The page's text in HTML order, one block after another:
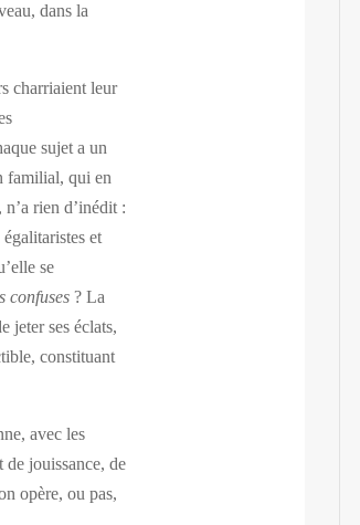
dans la
charriaient leur
sujet a un
familial, qui en
rien d’inédit :
et
se
confuses ? La
jeter ses éclats,
constituant
avec les
de jouissance, de
opère, ou pas,